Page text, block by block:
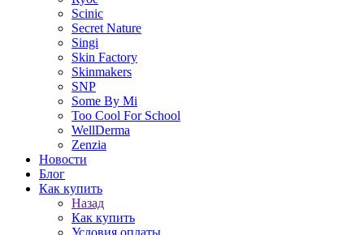
Scinic
Secret Nature
Singi
Skin Factory
Skinmakers
SNP
Some By Mi
Too Cool For School
WellDerma
Zenzia
Новости
Блог
Как купить
Назад
Как купить
Условия оплаты